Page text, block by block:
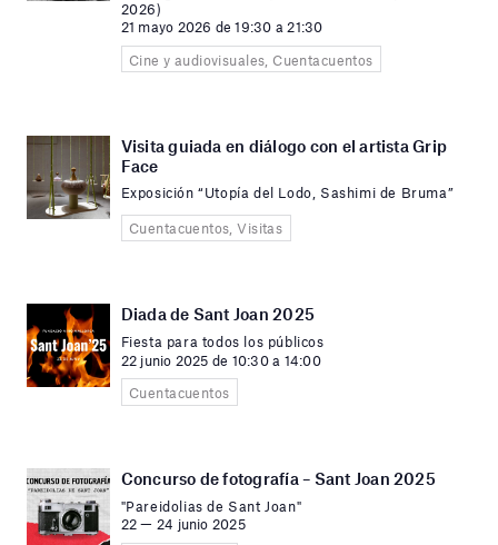
2026)
21 mayo 2026 de 19:30 a 21:30
Cine y audiovisuales, Cuentacuentos
Visita guiada en diálogo con el artista Grip
Face
Exposición “Utopía del Lodo, Sashimi de Bruma”
Cuentacuentos, Visitas
Diada de Sant Joan 2025
Fiesta para todos los públicos
22 junio 2025 de 10:30 a 14:00
Cuentacuentos
Concurso de fotografía – Sant Joan 2025
"Pareidolias de Sant Joan"
22 — 24 junio 2025